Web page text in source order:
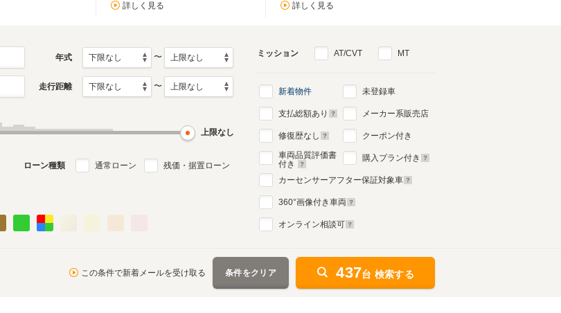
詳しく見る 詳しく見る
年式 〜
走行距離 〜
上限なし
ローン種類 通常ローン 残価・据置ローン
ミッション AT/CVT MT
新着物件
支払総額あり
修復歴なし
車両品質評価書
付き
未登録車
メーカー系販売店
クーポン付き
購入プラン付き
カーセンサーアフター保証対象車
360°画像付き車両
オンライン相談可
この条件で新着メールを受け取る 条件をクリア 437台 検索する